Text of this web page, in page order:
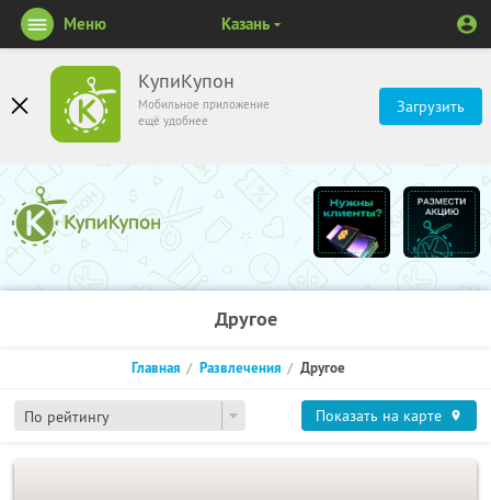
КупиКупон
Мобильное приложение
ещё удобнее
Загрузить
Меню Казань
Другое
По рейтингу
Главная Развлечения Другое
Показать на карте